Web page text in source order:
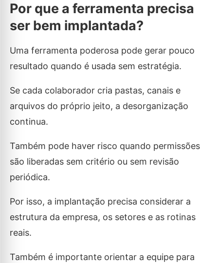
Por que a ferramenta precisa
ser bem implantada?
Uma ferramenta poderosa pode gerar pouco
resultado quando é usada sem estratégia.
Se cada colaborador cria pastas, canais e
arquivos do próprio jeito, a desorganização
continua.
Também pode haver risco quando permissões
são liberadas sem critério ou sem revisão
periódica.
Por isso, a implantação precisa considerar a
estrutura da empresa, os setores e as rotinas
reais.
Também é importante orientar a equipe para